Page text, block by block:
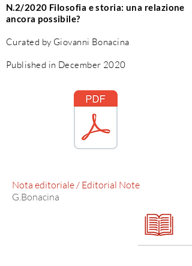
N.2/2020 Filosofia e storia: una relazione
ancora possibile?
Curated by Giovanni Bonacina
Published in December 2020
Nota editoriale / Editorial Note
G.Bonacina